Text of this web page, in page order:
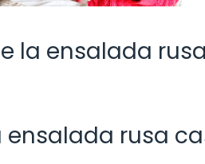
la ensalada
rusa